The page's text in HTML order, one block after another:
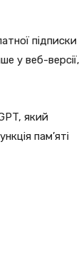
підписки
у веб-версії,
який
пам’яті